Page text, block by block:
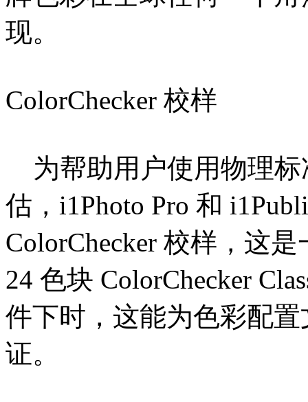
现。
ColorChecker 校样
为帮助用户使用物理标
估，i1Photo Pro 和
ColorChecker 校样，这
24 色块 ColorChecker
件下时，这能为色彩配
证。